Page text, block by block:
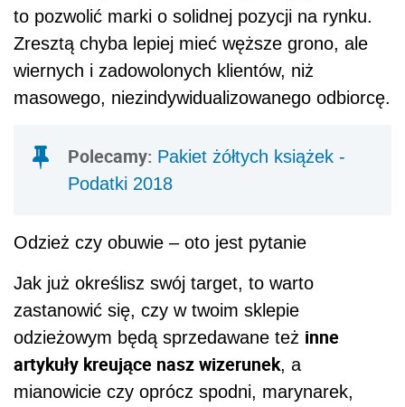
to pozwolić marki o solidnej pozycji na rynku.
Zresztą chyba lepiej mieć węższe grono, ale
wiernych i zadowolonych klientów, niż
masowego, niezindywidualizowanego odbiorcę.
Polecamy: Pakiet żółtych książek -
Podatki 2018
Odzież czy obuwie – oto jest pytanie
Jak już określisz swój target, to warto
zastanowić się, czy w twoim sklepie
odzieżowym będą sprzedawane też inne
artykuły kreujące nasz wizerunek, a
mianowicie czy oprócz spodni, marynarek,